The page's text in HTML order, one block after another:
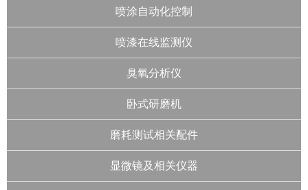
喷涂自动化控制
喷漆在线监测仪
臭氧分析仪
卧式研磨机
磨耗测试相关配件
显微镜及相关仪器